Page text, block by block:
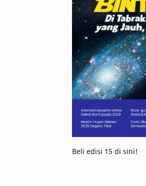
GMT 2016
Hoax Bima
Meteor
Komet ISON
Planet Kerdil
Pengetahuan
Beli edisi 15 di sini!